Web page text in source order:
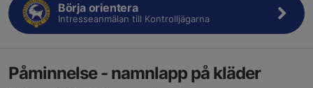
Börja orientera
Intresseanmälan till Kontrolljägarna
Påminnelse - namnlapp på kläder